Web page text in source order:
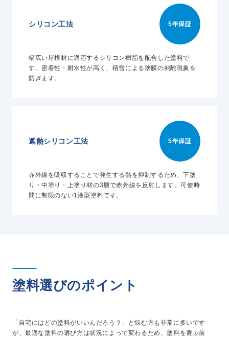
シリコン工法 5年保証
幅広い屋根材に適応するシリコン樹脂を配合した塗料で
す。密着性・耐水性が高く、積雪による塗膜の剥離現象を
防ぎます。
遮熱シリコン工法 5年保証
赤外線を吸収することで発生する熱を抑制するため、下塗
り・中塗り・上塗り材の3層で赤外線を反射します。可使時
間に制限のない1液型塗料です。
塗料選びのポイント
「自宅にはどの塗料がいいんだろう？」と悩む方も非常に多いです
が、最適な塗料の選び方は状況によって変わるため、塗料を選ぶ前